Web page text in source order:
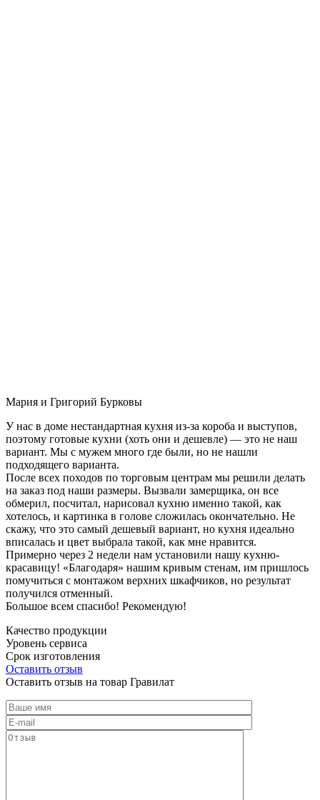
Мария и Григорий Бурковы
У нас в доме нестандартная кухня из-за короба и выступов,
поэтому готовые кухни (хоть они и дешевле) — это не наш
вариант. Мы с мужем много где были, но не нашли
подходящего варианта.
После всех походов по торговым центрам мы решили делать
на заказ под наши размеры. Вызвали замерщика, он все
обмерил, посчитал, нарисовал кухню именно такой, как
хотелось, и картинка в голове сложилась окончательно. Не
скажу, что это самый дешевый вариант, но кухня идеально
вписалась и цвет выбрала такой, как мне нравится.
Примерно через 2 недели нам установили нашу кухню-
красавицу! «Благодаря» нашим кривым стенам, им пришлось
помучиться с монтажом верхних шкафчиков, но результат
получился отменный.
Большое всем спасибо! Рекомендую!
Качество продукции
Уровень сервиса
Срок изготовления
Оставить отзыв
Оставить отзыв на товар Гравилат